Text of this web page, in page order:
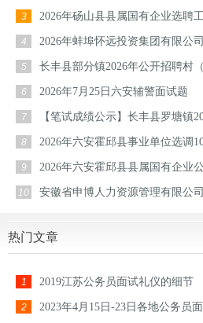
3 2026年砀山县县属国有企业选聘
4 2026年蚌埠怀远投资集团有限公
5 长丰县部分镇2026年公开招聘村
6 2026年7月25日六安辅警面试题
7 【笔试成绩公示】长丰县罗塘镇
8 2026年六安霍邱县事业单位选调
9 2026年六安霍邱县县属国有企业
10 安徽省申博人力资源管理有限公
热门文章
1 2019江苏公务员面试礼仪的细节
2 2023年4月15日-23日各地公务员